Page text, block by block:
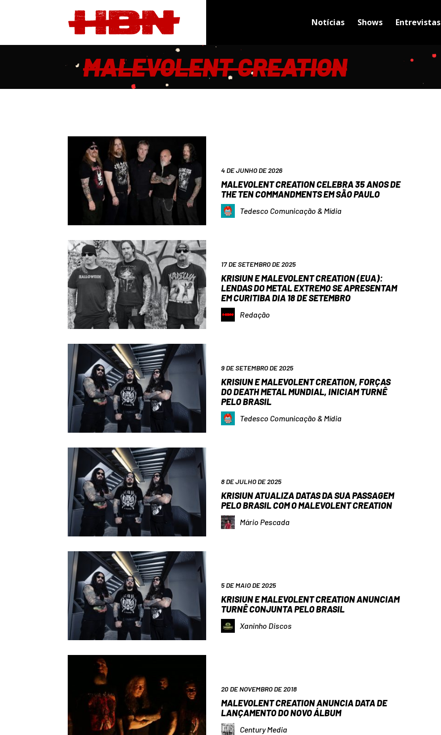
Notícias Shows Entrevistas
MALEVOLENT CREATION
4 DE JUNHO DE 2026
MALEVOLENT CREATION CELEBRA 35 ANOS DE
THE TEN COMMANDMENTS EM SÃO PAULO
Tedesco Comunicação & Mídia
17 DE SETEMBRO DE 2025
KRISIUN E MALEVOLENT CREATION (EUA):
LENDAS DO METAL EXTREMO SE APRESENTAM
EM CURITIBA DIA 18 DE SETEMBRO
Redação
9 DE SETEMBRO DE 2025
KRISIUN E MALEVOLENT CREATION, FORÇAS
DO DEATH METAL MUNDIAL, INICIAM TURNÊ
PELO BRASIL
Tedesco Comunicação & Mídia
8 DE JULHO DE 2025
KRISIUN ATUALIZA DATAS DA SUA PASSAGEM
PELO BRASIL COM O MALEVOLENT CREATION
Mário Pescada
5 DE MAIO DE 2025
KRISIUN E MALEVOLENT CREATION ANUNCIAM
TURNÊ CONJUNTA PELO BRASIL
Xaninho Discos
20 DE NOVEMBRO DE 2018
MALEVOLENT CREATION ANUNCIA DATA DE
LANÇAMENTO DO NOVO ÁLBUM
Century Media